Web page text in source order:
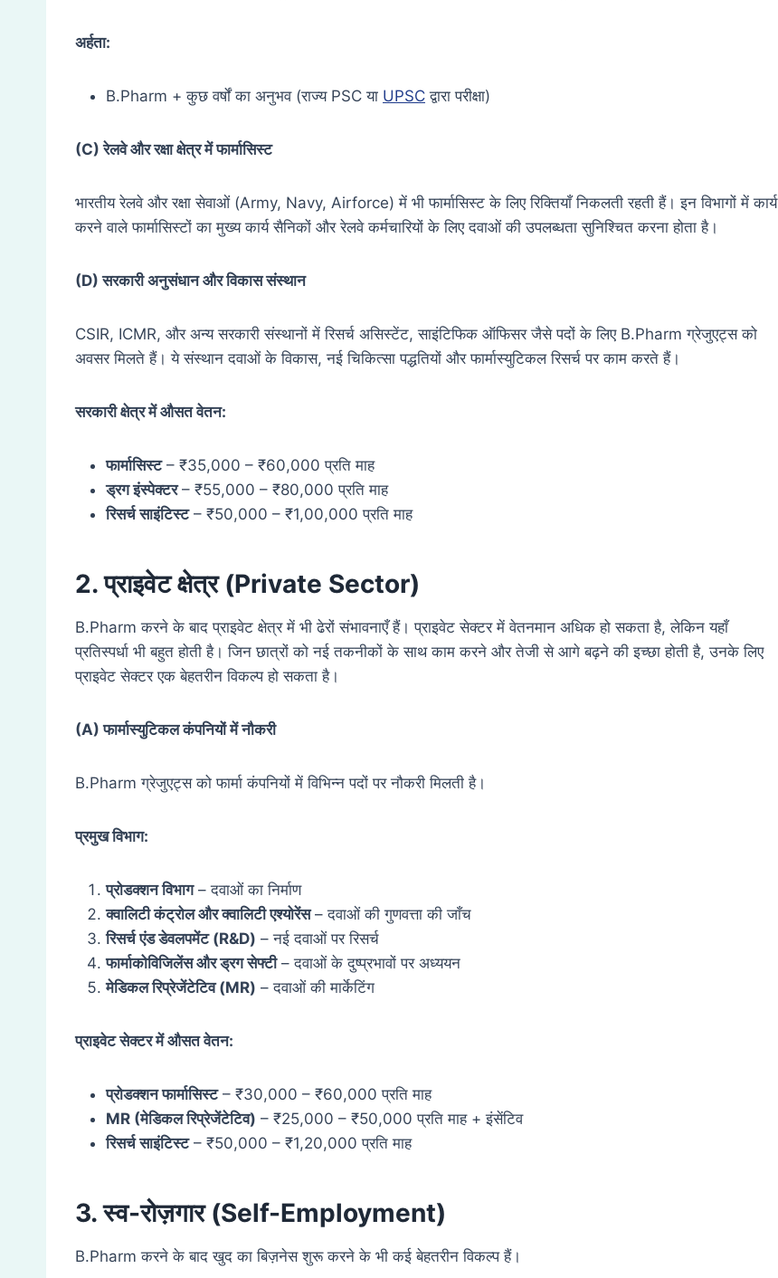
अर्हता:
B.Pharm + कुछ वर्षों का अनुभव (राज्य PSC या UPSC द्वारा परीक्षा)
(C)रेलवे और रक्षा क्षेत्र में फार्मासिस्ट
भारतीय रेलवे और रक्षा सेवाओं (Army, Navy, Airforce) में भी फार्मासिस्ट के लिए रिक्तियाँ निकलती रहती हैं। इन विभागों में कार्य
करने वाले फार्मासिस्टों का मुख्य कार्य सैनिकों और रेलवे कर्मचारियों के लिए दवाओं की उपलब्धता सुनिश्चित करना होता है।
(D)सरकारी अनुसंधान और विकास संस्थान
CSIR, ICMR, और अन्य सरकारी संस्थानों में रिसर्च असिस्टेंट, साइंटिफिक ऑफिसर जैसे पदों के लिए B.Pharm ग्रेजुएट्स को
अवसर मिलते हैं। ये संस्थान दवाओं के विकास, नई चिकित्सा पद्धतियों और फार्मास्युटिकल रिसर्च पर काम करते हैं।
सरकारी क्षेत्र में औसत वेतन:
फार्मासिस्ट– ₹35,000 – ₹60,000 प्रति माह
ड्रग इंस्पेक्टर– ₹55,000 – ₹80,000 प्रति माह
रिसर्च साइंटिस्ट– ₹50,000 – ₹1,00,000 प्रति माह
2. प्राइवेट क्षेत्र (Private Sector)
B.Pharm करने के बाद प्राइवेट क्षेत्र में भी ढेरों संभावनाएँ हैं। प्राइवेट सेक्टर में वेतनमान अधिक हो सकता है, लेकिन यहाँ
प्रतिस्पर्धा भी बहुत होती है। जिन छात्रों को नई तकनीकों के साथ काम करने और तेजी से आगे बढ़ने की इच्छा होती है, उनके लिए
प्राइवेट सेक्टर एक बेहतरीन विकल्प हो सकता है।
(A)फार्मास्युटिकल कंपनियों में नौकरी
B.Pharm ग्रेजुएट्स को फार्मा कंपनियों में विभिन्न पदों पर नौकरी मिलती है।
प्रमुख विभाग:
प्रोडक्शन विभाग– दवाओं का निर्माण
क्वालिटी कंट्रोल और क्वालिटी एश्योरेंस– दवाओं की गुणवत्ता की जाँच
रिसर्च एंड डेवलपमेंट (R&D) – नई दवाओं पर रिसर्च
फार्माकोविजिलेंस और ड्रग सेफ्टी– दवाओं के दुष्प्रभावों पर अध्ययन
मेडिकल रिप्रेजेंटेटिव (MR) – दवाओं की मार्केटिंग
प्राइवेट सेक्टर में औसत वेतन:
प्रोडक्शन फार्मासिस्ट– ₹30,000 – ₹60,000 प्रति माह
MR (मेडिकल रिप्रेजेंटेटिव) – ₹25,000 – ₹50,000 प्रति माह + इंसेंटिव
रिसर्च साइंटिस्ट– ₹50,000 – ₹1,20,000 प्रति माह
3. स्व-रोज़गार (Self-Employment)
B.Pharm करने के बाद खुद का बिज़नेस शुरू करने के भी कई बेहतरीन विकल्प हैं।